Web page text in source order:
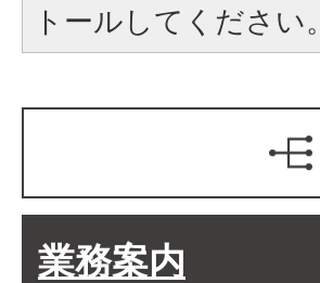
トールしてください。
業務案内